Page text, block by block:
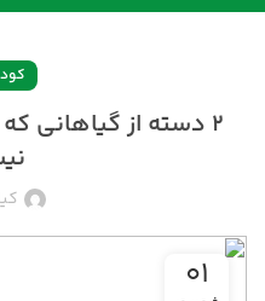
۲ دسته از گیاهانی
۰۱